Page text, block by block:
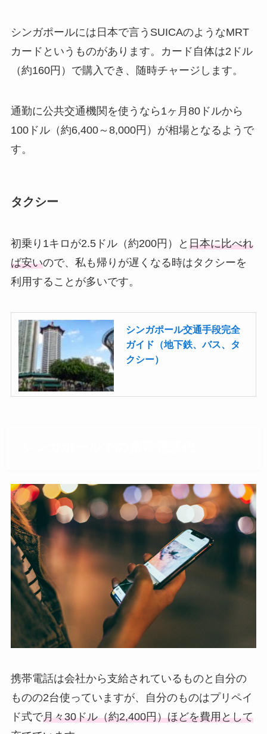
シンガポールには日本で言うSUICAのようなMRT
カードというものがあります。カード自体は2ドル
（約160円）で購入でき、随時チャージします。
通勤に公共交通機関を使うなら1ヶ月80ドルから
100ドル（約6,400～8,000円）が相場となるようで
す。
タクシー
初乗り1キロが2.5ドル（約200円）と 日本に比べれ
ば安いので、私も帰りが遅くなる時はタクシーを
利用することが多いです。
シンガポール交通手段完全
ガイド（地下鉄、バス、タ
クシー）
携帯電話は会社から支給されているものと自分の
ものの2台使っていますが、自分のものはプリペイ
ド式で月々30ドル（約2,400円）ほどを費用として